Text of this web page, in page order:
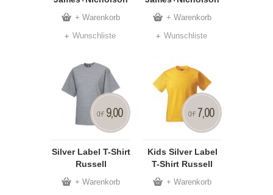
+ Warenkorb
Wunschliste
+ Warenkorb
Wunschliste
Silver Label T-Shirt
Russell
CHF 9,00
+ Warenkorb
Kids Silver Label
T-Shirt Russell
CHF 7,00
+ Warenkorb